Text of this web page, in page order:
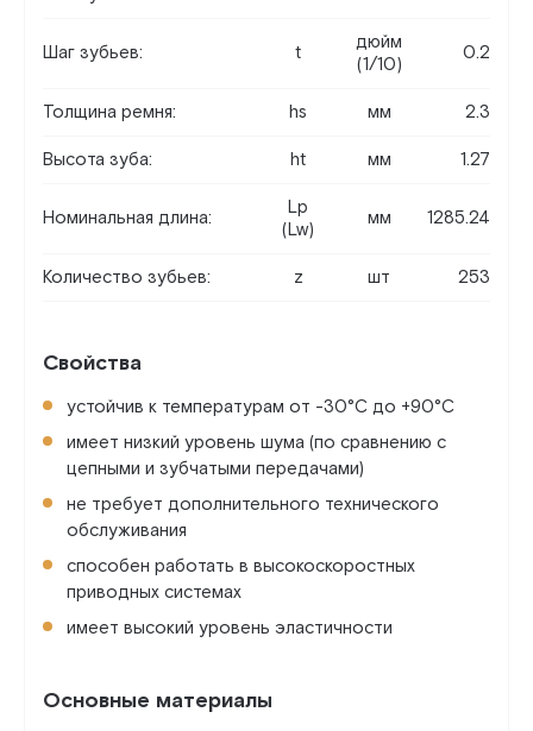
Шаг зубьев: t
дюйм
(1/10)
0.2
Толщина ремня: hs мм 2.3
Высота зуба: ht мм 1.27
Номинальная длина:
Lp
(Lw)
мм 1285.24
Количество зубьев: z шт 253
Свойства
устойчив к температурам от -30°C до +90°C
имеет низкий уровень шума (по сравнению с
цепными и зубчатыми передачами)
не требует дополнительного технического
обслуживания
способен работать в высокоскоростных
приводных системах
имеет высокий уровень эластичности
Основные материалы